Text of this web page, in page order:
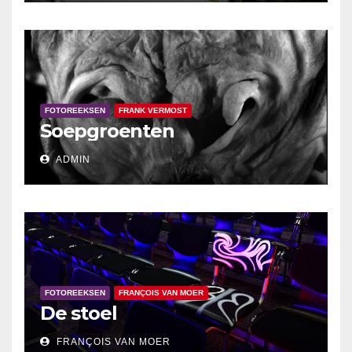
FOTOREEKSEN FRANK VERMOST
Soepgroenten
ADMIN
FOTOREEKSEN FRANÇOIS VAN MOER
De stoel
FRANÇOIS VAN MOER